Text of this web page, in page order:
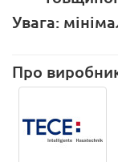
Увага:
Про